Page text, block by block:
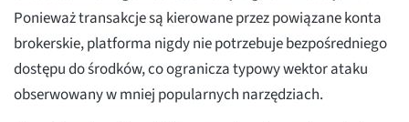
Ponieważ transakcje są kierowane przez powiązane konta
brokerskie, platforma nigdy nie potrzebuje bezpośredniego
dostępu do środków, co ogranicza typowy wektor ataku
obserwowany w mniej popularnych narzędziach.